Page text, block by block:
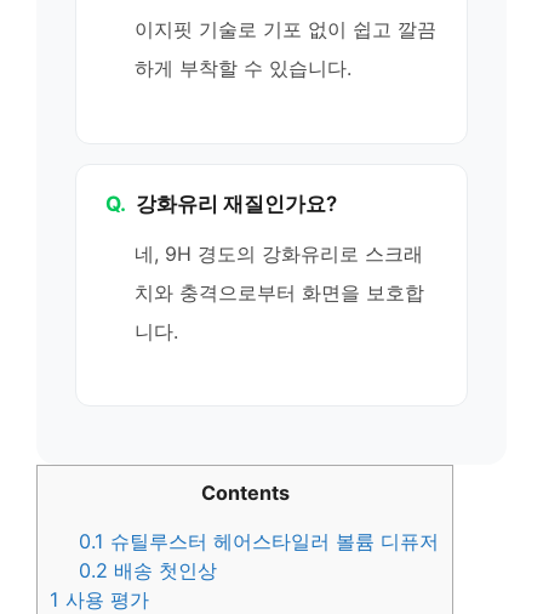
이지핏 기술로 기포 없이 쉽고 깔끔
하게 부착할 수 있습니다.
Q. 강화유리 재질인가요?
네, 9H 경도의 강화유리로 스크래
치와 충격으로부터 화면을 보호합
니다.
Contents
0.1 슈틸루스터 헤어스타일러 볼륨 디퓨저
0.2 배송 첫인상
1 사용 평가